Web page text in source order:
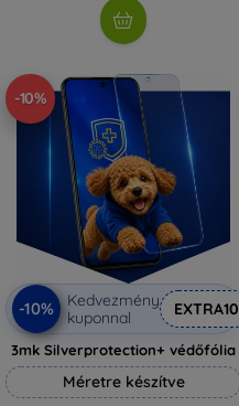
-10%
-10%
Kedvezmény
kuponnal
EXTRA10
3mk Silverprotection+ védőfólia
Méretre készítve